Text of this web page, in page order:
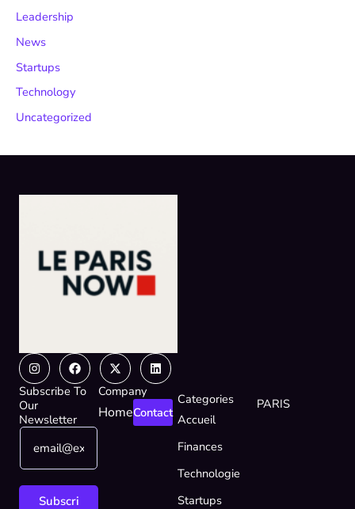
Leadership
News
Startups
Technology
Uncategorized
InstagramFacebook
X-
twitter
Linkedin
Subscribe To
Our
Newsletter
E
a
i
E
a
Subscri
Company
HomeContact
Categories
Accueil
Finances
Technologie
Startups
PARIS